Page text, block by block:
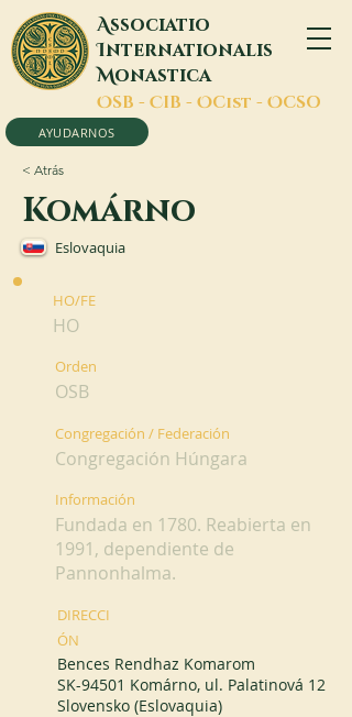
Associatio
Internationalis
Monastica
OSB - CIB - OCist - OCSO
AYUDARNOS
< Atrás
Komárno
Eslovaquia
HO/FE
HO
Orden
OSB
Congregación / Federación
Congregación Húngara
Información
Fundada en 1780. Reabierta en
1991, dependiente de
Pannonhalma.
DIRECCI
ÓN
Bences Rendhaz Komarom
SK-94501 Komárno, ul. Palatinová 12
Slovensko (Eslovaquia)